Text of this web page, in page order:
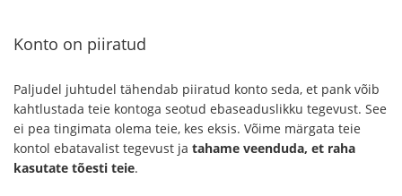
Konto on piiratud
Paljudel juhtudel tähendab piiratud konto seda, et pank võib
kahtlustada teie kontoga seotud ebaseaduslikku tegevust. See
ei pea tingimata olema teie, kes eksis. Võime märgata teie
kontol ebatavalist tegevust ja tahame veenduda, et raha
kasutate tõesti teie.